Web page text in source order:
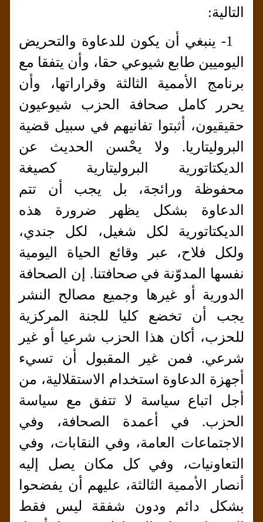
التالية:
1- ينبغي أن يكون للدعاوة والتحريض
اليوميين طابع شيوعي حقا، وأن يتفقا مع
برنامج الأممية الثالثة وقراراتها، وأن
يحرر كامل صحافة الحزب شيوعيون
حقيقيون، أثبتوا تفانيهم في سبيل قضية
البروليتاريا. ولا يحْسن الحديث عن
الديكتاتورية البروليتارية كصيغة
محفوظة ورائجة، بل يجب أن تتم
الدعاوة بشكل يظهر ضرورة هذه
الديكتاتورية لكل شغيل، لكل جندي،
ولكل فلاح، عبر وقائع الحياة اليومية
نفسها المدوّنة في صحافتنا. إن الصحافة
الدورية أو غيرها وجميع مصالح النشر
يجب أن تخضع كليا للجنة المركزية
للحزب، أكان هذا الحزب شرعيا أو غير
شرعي. فمن غير المقبول أن تسيء
أجهزة الدعاوة استخدام الاستقلالية، من
أجل اتباع سياسة لا تتفق مع سياسة
الحزب. في أعمدة الصحافة، وفي
الاجتماعات العامة، وفي النقابات، وفي
التعاونيات، وفي كل مكان يصل إليه
أنصار الأممية الثالثة، عليهم أن يفضحوا
بشكل دائم ودون شفقة ليس فقط